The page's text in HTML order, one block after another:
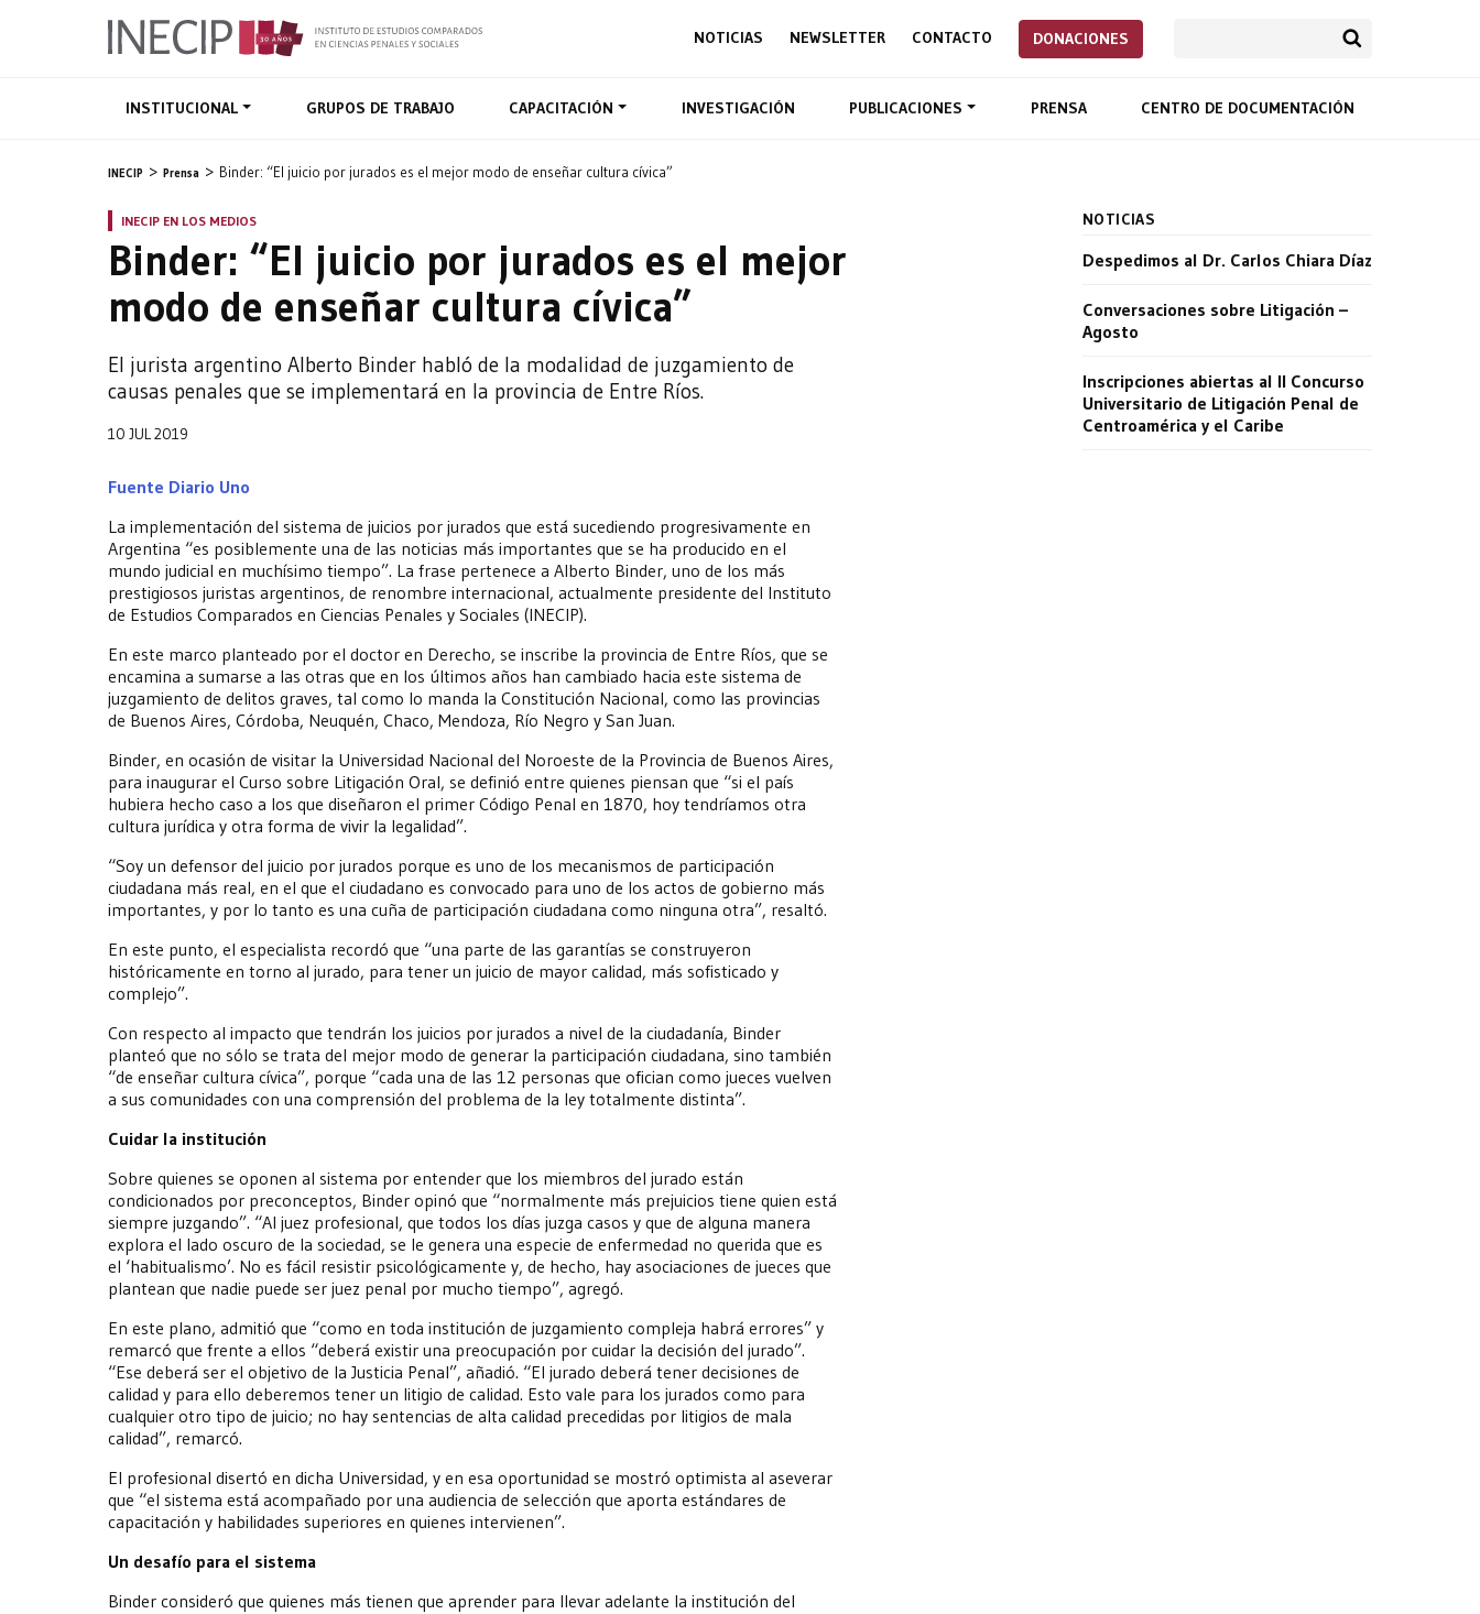
NOTICIAS NEWSLETTER CONTACTO DONACIONES
INSTITUCIONAL GRUPOS DE TRABAJO CAPACITACIÓN INVESTIGACIÓN PUBLICACIONES PRENSA CENTRO DE DOCUMENTACIÓN
INECIP Prensa Binder: “El juicio por jurados es el mejor modo de enseñar cultura cívica”
INECIP EN LOS MEDIOS
Binder: “El juicio por jurados es el mejor
modo de enseñar cultura cívica”
El jurista argentino Alberto Binder habló de la modalidad de juzgamiento de
causas penales que se implementará en la provincia de Entre Ríos.
10 JUL 2019
Fuente Diario Uno
La implementación del sistema de juicios por jurados que está sucediendo progresivamente en
Argentina “es posiblemente una de las noticias más importantes que se ha producido en el
mundo judicial en muchísimo tiempo”. La frase pertenece a Alberto Binder, uno de los más
prestigiosos juristas argentinos, de renombre internacional, actualmente presidente del Instituto
de Estudios Comparados en Ciencias Penales y Sociales (INECIP).
En este marco planteado por el doctor en Derecho, se inscribe la provincia de Entre Ríos, que se
encamina a sumarse a las otras que en los últimos años han cambiado hacia este sistema de
juzgamiento de delitos graves, tal como lo manda la Constitución Nacional, como las provincias
de Buenos Aires, Córdoba, Neuquén, Chaco, Mendoza, Río Negro y San Juan.
Binder, en ocasión de visitar la Universidad Nacional del Noroeste de la Provincia de Buenos Aires,
para inaugurar el Curso sobre Litigación Oral, se definió entre quienes piensan que “si el país
hubiera hecho caso a los que diseñaron el primer Código Penal en 1870, hoy tendríamos otra
cultura jurídica y otra forma de vivir la legalidad”.
“Soy un defensor del juicio por jurados porque es uno de los mecanismos de participación
ciudadana más real, en el que el ciudadano es convocado para uno de los actos de gobierno más
importantes, y por lo tanto es una cuña de participación ciudadana como ninguna otra”, resaltó.
En este punto, el especialista recordó que “una parte de las garantías se construyeron
históricamente en torno al jurado, para tener un juicio de mayor calidad, más sofisticado y
complejo”.
Con respecto al impacto que tendrán los juicios por jurados a nivel de la ciudadanía, Binder
planteó que no sólo se trata del mejor modo de generar la participación ciudadana, sino también
“de enseñar cultura cívica”, porque “cada una de las 12 personas que ofician como jueces vuelven
a sus comunidades con una comprensión del problema de la ley totalmente distinta”.
Cuidar la institución
Sobre quienes se oponen al sistema por entender que los miembros del jurado están
condicionados por preconceptos, Binder opinó que “normalmente más prejuicios tiene quien está
siempre juzgando”. “Al juez profesional, que todos los días juzga casos y que de alguna manera
explora el lado oscuro de la sociedad, se le genera una especie de enfermedad no querida que es
el ‘habitualismo’. No es fácil resistir psicológicamente y, de hecho, hay asociaciones de jueces que
plantean que nadie puede ser juez penal por mucho tiempo”, agregó.
En este plano, admitió que “como en toda institución de juzgamiento compleja habrá errores” y
remarcó que frente a ellos “deberá existir una preocupación por cuidar la decisión del jurado”.
“Ese deberá ser el objetivo de la Justicia Penal”, añadió. “El jurado deberá tener decisiones de
calidad y para ello deberemos tener un litigio de calidad. Esto vale para los jurados como para
cualquier otro tipo de juicio; no hay sentencias de alta calidad precedidas por litigios de mala
calidad”, remarcó.
El profesional disertó en dicha Universidad, y en esa oportunidad se mostró optimista al aseverar
que “el sistema está acompañado por una audiencia de selección que aporta estándares de
capacitación y habilidades superiores en quienes intervienen”.
Un desafío para el sistema
Binder consideró que quienes más tienen que aprender para llevar adelante la institución del
NOTICIAS
Despedimos al Dr. Carlos Chiara Díaz
Conversaciones sobre Litigación –
Agosto
Inscripciones abiertas al II Concurso
Universitario de Litigación Penal de
Centroamérica y el Caribe